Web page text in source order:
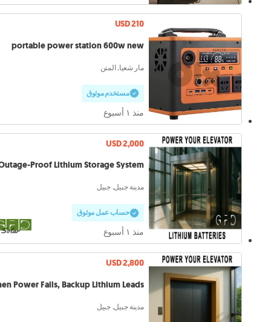
USD 210
portable power station 600w new
مار شعيا, المتن
مستخدم موثوق
منذ ١ أسبوع
USD 2,000
Proof Lithium Storage System
مدينة جبيل, جبيل
حساب عمل موثوق
منذ ١ أسبوع
USD 2,800
Power Fails, Backup Lithium Leads
مدينة جبيل, جبيل